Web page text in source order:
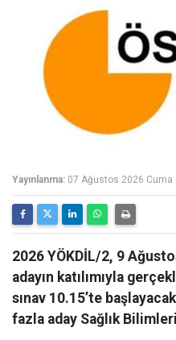
Yayınlanma: 07 Ağustos 2026 Cuma
2026 YÖKDİL/2, 9
adayın katılımıyla
sınav 10.15’te
fazla aday Sağlık